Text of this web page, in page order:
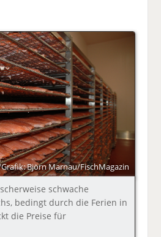
Björn Marnau/FischMagazin
schwache
bedingt durch die Ferien in
die Preise für